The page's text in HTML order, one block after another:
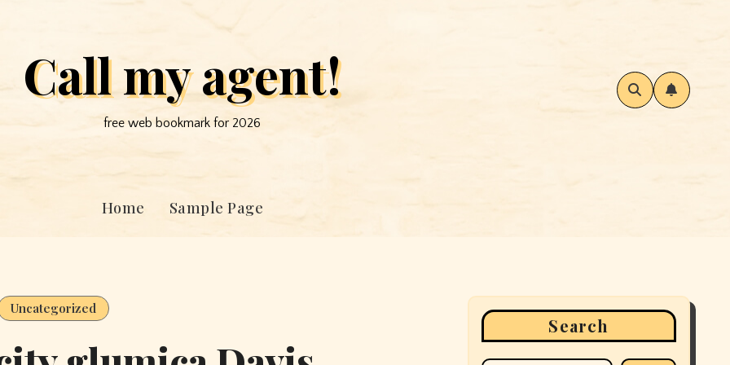
Call my agent!
free web bookmark for 2026
Home Sample Page
Uncategorized
Search